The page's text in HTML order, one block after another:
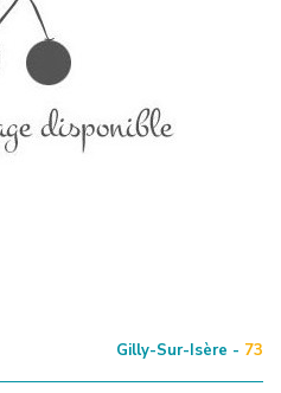
Gilly-Sur-Isère - 73